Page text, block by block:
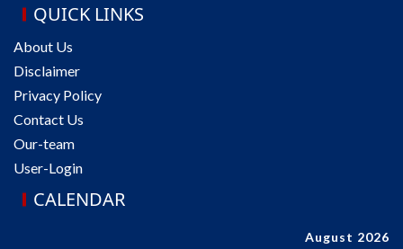
QUICK LINKS
About Us
Disclaimer
Privacy Policy
Contact Us
Our-team
User-Login
CALENDAR
August 2026